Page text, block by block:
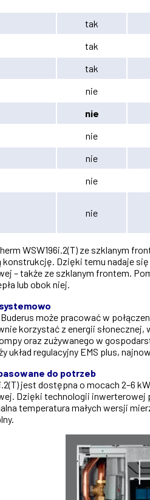
tak
tak
tak
nie
nie
nie
nie
nie
nie
WSW196i.2(T) ze szklanym
Dzięki temu nadaje
– także ze szklanym frontem.
lub obok niej.
może pracować w
korzystać z energii
oraz zużywanego w
układ regulacyjny EMS plus,
do potrzeb
jest dostępna o mocach 2–6
Dzięki technologii
temperatura małych wersji